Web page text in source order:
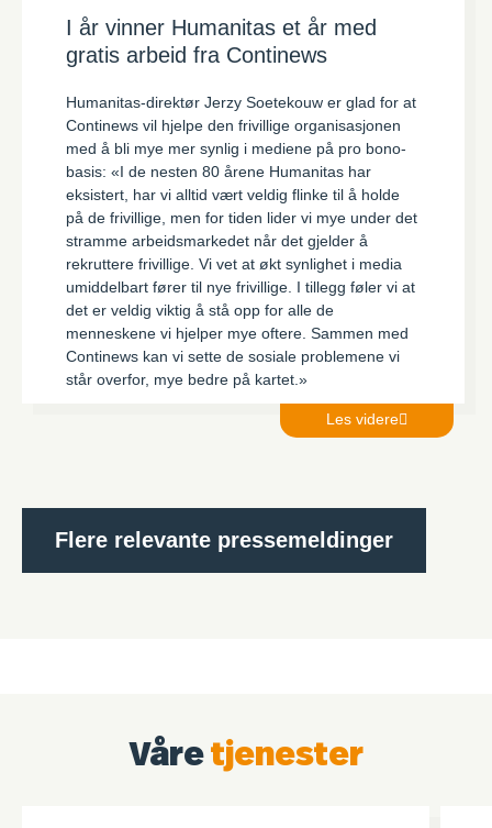
I år vinner Humanitas et år med
gratis arbeid fra Continews
Humanitas-direktør Jerzy Soetekouw er glad for at
Continews vil hjelpe den frivillige organisasjonen
med å bli mye mer synlig i mediene på pro bono-
basis: «I de nesten 80 årene Humanitas har
eksistert, har vi alltid vært veldig flinke til å holde
på de frivillige, men for tiden lider vi mye under det
stramme arbeidsmarkedet når det gjelder å
rekruttere frivillige. Vi vet at økt synlighet i media
umiddelbart fører til nye frivillige. I tillegg føler vi at
det er veldig viktig å stå opp for alle de
menneskene vi hjelper mye oftere. Sammen med
Continews kan vi sette de sosiale problemene vi
står overfor, mye bedre på kartet.»
Les videre
Flere relevante pressemeldinger
Våre tjenester